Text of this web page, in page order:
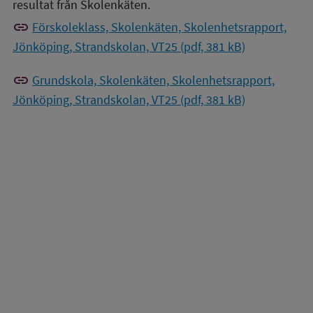
resultat från Skolenkäten.
link Förskoleklass, Skolenkäten, Skolenhetsrapport,
Jönköping, Strandskolan, VT25 (pdf, 381 kB)
link Grundskola, Skolenkäten, Skolenhetsrapport,
Jönköping, Strandskolan, VT25 (pdf, 381 kB)